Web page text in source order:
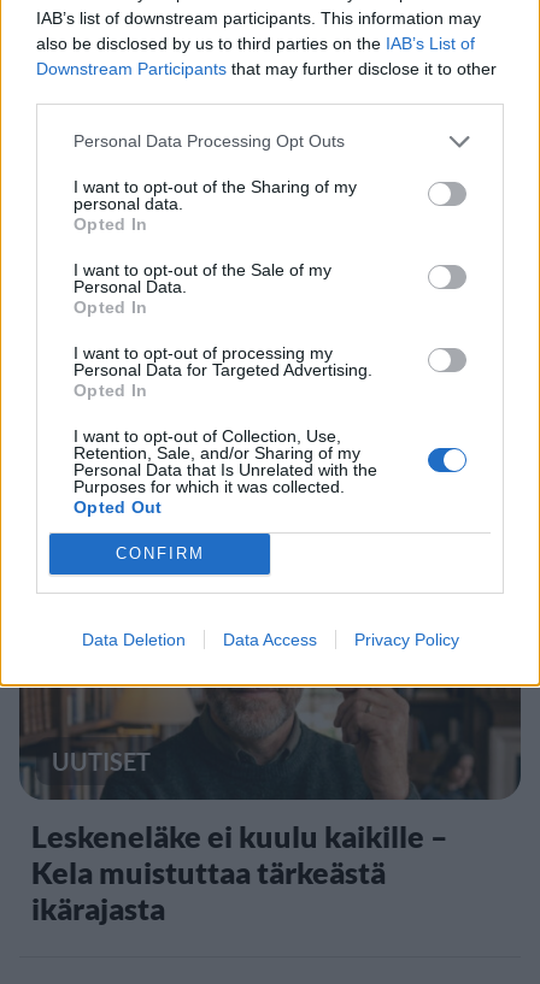
IAB’s list of downstream participants. This information may
also be disclosed by us to third parties on the IAB’s List of
Downstream Participants that may further disclose it to other
Personal Data Processing Opt Outs
I want to opt-out of the Sharing of my
personal data.
Opted In
I want to opt-out of the Sale of my
Personal Data.
Opted In
I want to opt-out of processing my
Personal Data for Targeted Advertising.
Opted In
I want to opt-out of Collection, Use,
Retention, Sale, and/or Sharing of my
Personal Data that Is Unrelated with the
Purposes for which it was collected.
Opted Out
CONFIRM
Data Deletion Data Access Privacy Policy
Staran luetuimmat
1
UUTISET
Leskeneläke ei kuulu kaikille –
Kela muistuttaa tärkeästä
ikärajasta